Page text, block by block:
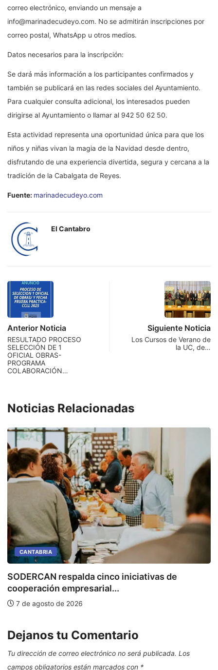
correo electrónico, enviando un mensaje a
info@marinadecudeyo.com. No se admitirán inscripciones por
correo postal, WhatsApp u otros medios.
Datos necesarios para la inscripción:
Se dará más información a los participantes confirmados y
también se publicará en las redes sociales del Ayuntamiento.
Para cualquier consulta adicional, los interesados pueden
dirigirse al Ayuntamiento o llamar al 942 50 62 50.
Esta actividad representa una oportunidad única para que los
niños y niñas vivan la magia de la Navidad desde dentro,
disfrutando de una experiencia divertida, segura y cercana a la
tradición de la Cabalgata de Reyes.
Fuente: marinadecudeyo.com
El Cantabro
Anterior Noticia
RESULTADO PROCESO
SELECCIÓN DE 1
OFICIAL OBRAS-
PROGRAMA
COLABORACIÓN…
Siguiente Noticia
Los Cursos de Verano de
la UC, de…
Noticias Relacionadas
CANTABRIA
SODERCAN respalda cinco iniciativas de
cooperación empresarial...
7 de agosto de 2026
Dejanos tu Comentario
Tu dirección de correo electrónico no será publicada. Los
campos obligatorios están marcados con *